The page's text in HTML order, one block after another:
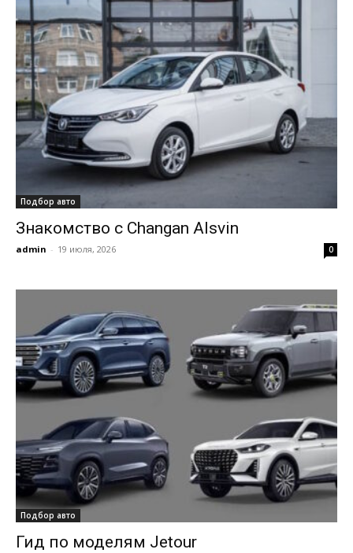
Подбор авто
Знакомство с Changan Alsvin
admin - 19 июля, 2026 0
Подбор авто
Гид по моделям Jetour